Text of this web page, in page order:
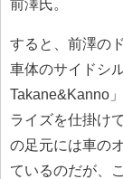
すると、前澤の
車体のサイドシ
Takane&Kanno
ライズを仕掛け
の足元には車の